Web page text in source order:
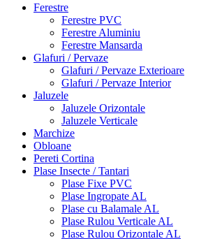
Ferestre
Ferestre PVC
Ferestre Aluminiu
Ferestre Mansarda
Glafuri / Pervaze
Glafuri / Pervaze Exterioare
Glafuri / Pervaze Interior
Jaluzele
Jaluzele Orizontale
Jaluzele Verticale
Marchize
Obloane
Pereti Cortina
Plase Insecte / Tantari
Plase Fixe PVC
Plase Ingropate AL
Plase cu Balamale AL
Plase Rulou Verticale AL
Plase Rulou Orizontale AL